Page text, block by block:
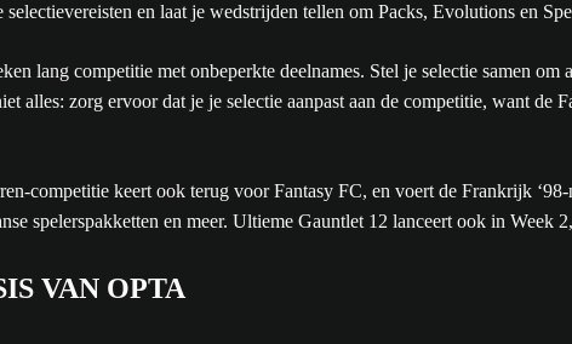
en laat je wedstrijden tellen om Packs, Evolutions en
lang competitie met onbeperkte deelnames. Stel je selectie samen
alles: zorg ervoor dat je je selectie aanpast aan de competitie, want
competitie keert ook terug voor Fantasy FC, en voert de Frankrijk
spelerspakketten en meer. Ultieme Gauntlet 12 lanceert ook in
VAN OPTA